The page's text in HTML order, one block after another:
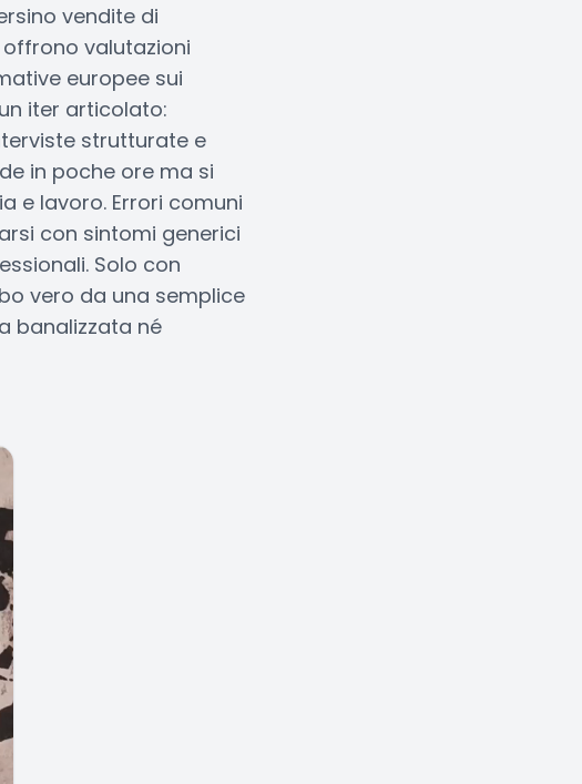
vendite di
valutazioni
europee sui
iter articolato:
strutturate e
in poche ore ma si
e lavoro. Errori comuni
con sintomi generici
Solo con
vero da una semplice
banalizzata né